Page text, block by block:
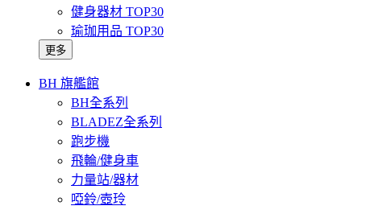
健身器材 TOP30
瑜珈用品 TOP30
更多
BH 旗艦館
BH全系列
BLADEZ全系列
跑步機
飛輪/健身車
力量站/器材
啞鈴/壺玲